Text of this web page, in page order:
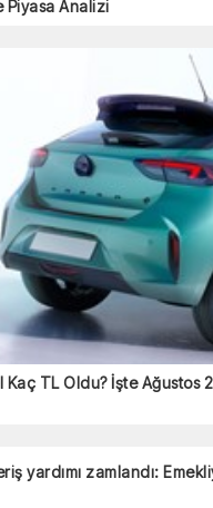
Piyasa Analizi
Kaç TL Oldu? İşte Ağustos
yardımı zamlandı: